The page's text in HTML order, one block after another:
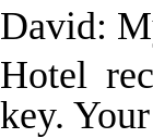
David:
Hotel
key.